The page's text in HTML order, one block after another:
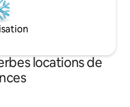
locations de